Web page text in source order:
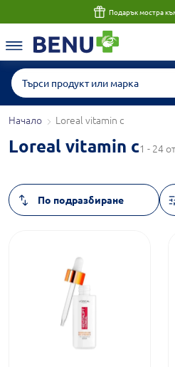
Подарък мостра
Начало Loreal vitamin c
Loreal vitamin c1 - 24